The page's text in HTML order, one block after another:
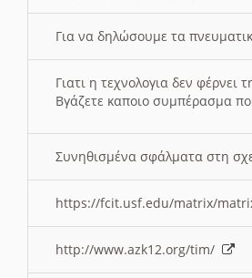
Για να δηλώσουμε τα
Γιατι η τεχνολογια δεν φέρνει
Βγάζετε καποιο συμπέρασμα
Συνηθισμένα σφάλματα στη
https://fcit.usf.edu/matrix/
http://www.azk12.org/tim/